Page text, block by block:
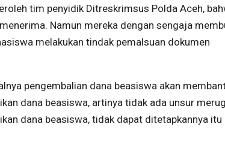
tim penyidik Ditreskrimsus Polda Aceh,
Namun mereka dengan sengaja
melakukan tindak pemalsuan dokumen
pengembalian dana beasiswa akan
dana beasiswa, artinya tidak ada unsur
dana beasiswa, tidak dapat ditetapkannya itu